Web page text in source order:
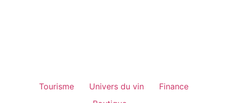
Tourisme Univers du vin
Finance